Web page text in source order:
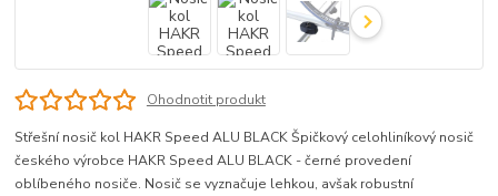
Ohodnotit produkt
Střešní nosič kol HAKR Speed ALU BLACK Špičkový celohliníkový nosič
českého výrobce HAKR Speed ALU BLACK - černé provedení
oblíbeného nosiče. Nosič se vyznačuje lehkou, avšak robustní